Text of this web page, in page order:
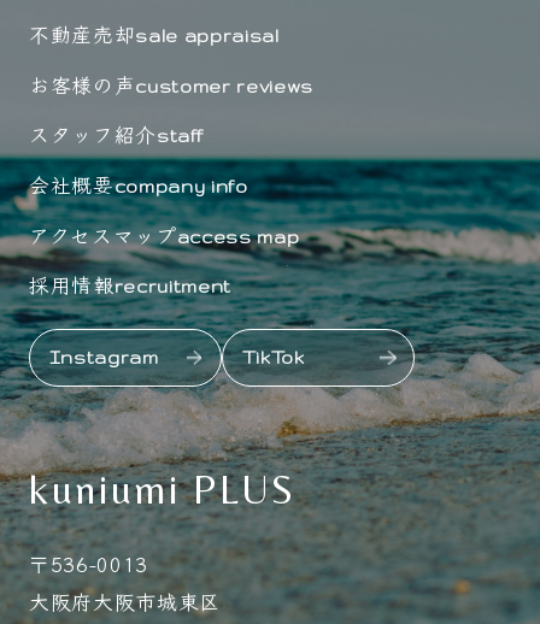
不動産売却sale appraisal
お客様の声customer reviews
スタッフ紹介staff
会社概要company info
アクセスマップaccess map
採用情報recruitment
Instagram TikTok
kuniumi PLUS
〒536-0013
大阪府大阪市城東区